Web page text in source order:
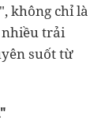
không chỉ là
nhiều trải
suốt từ